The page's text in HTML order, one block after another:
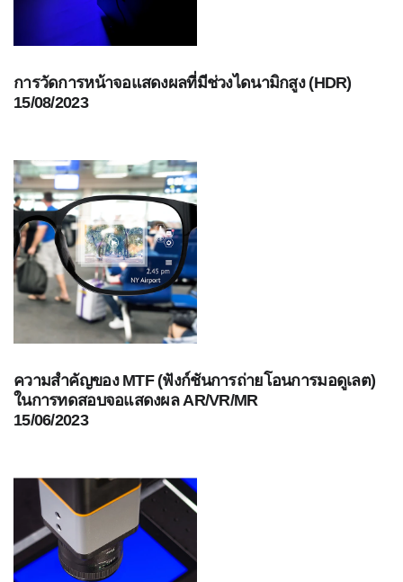
รู้
การ
วัด
การ
วัด
ค่า
แสง
เอกสาร
ไวท์
เปเปอร์
การ
สัมมนา
ผ่าน
ความ
ต้องการ
โปสเตอร์
อภิธาน
การวัดการหน้าจอแสดงผลที่มีช่วงไดนามิกสูง (HDR)
15/08/2023
ความสำคัญของ MTF (ฟังก์ชันการถ่ายโอนการมอดูเลต)
ในการทดสอบจอแสดงผล AR/VR/MR
15/06/2023